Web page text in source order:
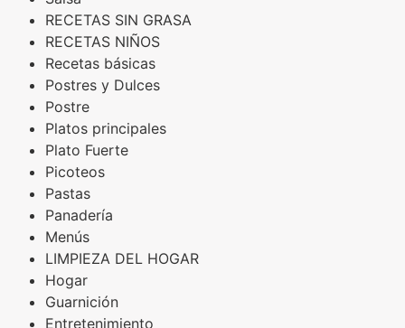
RECETAS SIN GRASA
RECETAS NIÑOS
Recetas básicas
Postres y Dulces
Postre
Platos principales
Plato Fuerte
Picoteos
Pastas
Panadería
Menús
LIMPIEZA DEL HOGAR
Hogar
Guarnición
Entretenimiento